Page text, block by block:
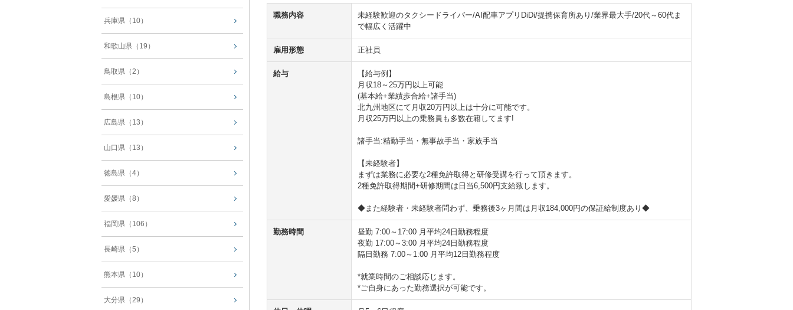
職務内容
未経験歓迎のタクシードライバー/AI配車アプリDiDi/提携保育所あり/業界最大手/20代～60代ま
で幅広く活躍中
雇用形態 正社員
給与
【給与例】
月収18～25万円以上可能
(基本給+業績歩合給+諸手当)
北九州地区にて月収20万円以上は十分に可能です。
月収25万円以上の乗務員も多数在籍してます!
諸手当:精勤手当・無事故手当・家族手当
【未経験者】
まずは業務に必要な2種免許取得と研修受講を行って頂きます。
2種免許取得期間+研修期間は日当6,500円支給致します。
◆また経験者・未経験者問わず、乗務後3ヶ月間は月収184,000円の保証給制度あり◆
勤務時間
昼勤 7:00～17:00 月平均24日勤務程度
夜勤 17:00～3:00 月平均24日勤務程度
隔日勤務 7:00～1:00 月平均12日勤務程度
*就業時間のご相談応じます。
*ご自身にあった勤務選択が可能です。
兵庫県（10）
和歌山県（19）
鳥取県（2）
島根県（10）
広島県（13）
山口県（13）
徳島県（4）
愛媛県（8）
福岡県（106）
長崎県（5）
熊本県（10）
大分県（29）